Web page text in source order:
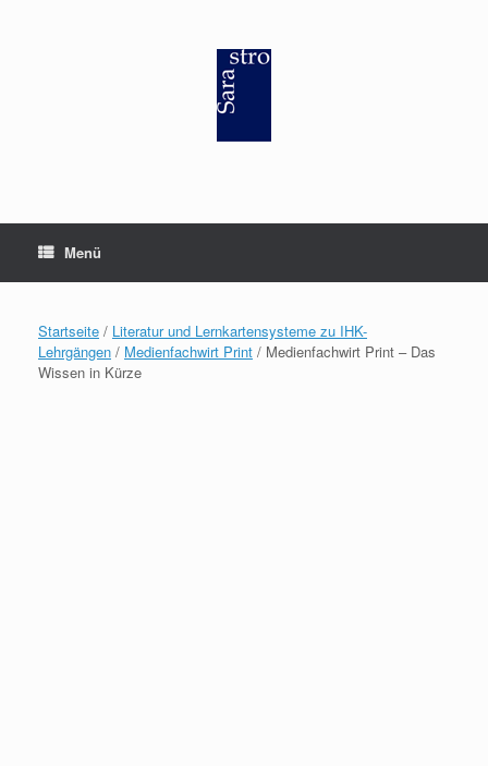
Menü
Startseite / Literatur und Lernkartensysteme zu IHK-
Lehrgängen / Medienfachwirt Print / Medienfachwirt Print – Das
Wissen in Kürze